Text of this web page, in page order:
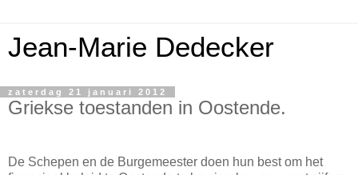
Jean-Marie Dedecker
zaterdag 21 januari 2012
Griekse toestanden in Oostende.
De Schepen en de Burgemeester doen hun best om het